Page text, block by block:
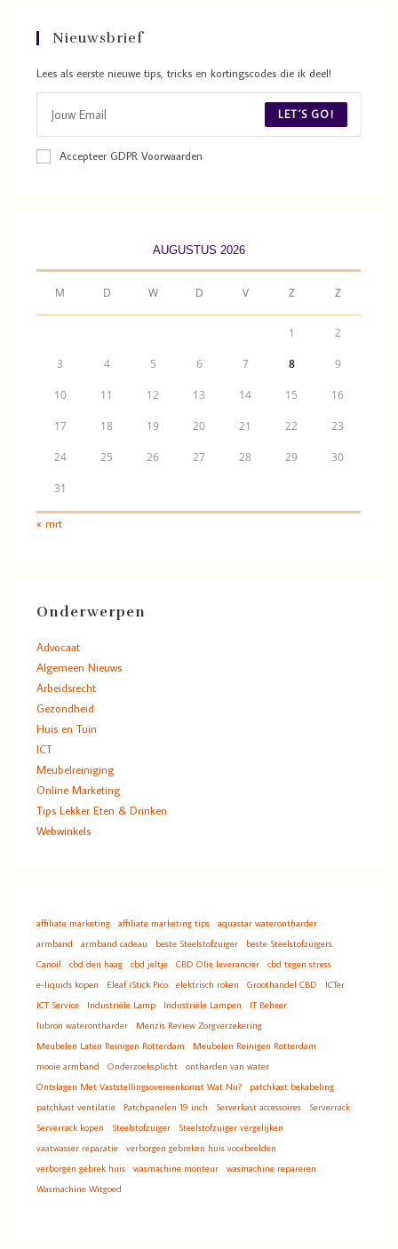
Nieuwsbrief
Lees als eerste nieuwe tips, tricks en kortingscodes die ik deel!
LET´S GO!
Accepteer GDPR Voorwaarden
AUGUSTUS 2026
M D W D V Z Z
1 2
3 4 5 6 7 8 9
10 11 12 13 14 15 16
17 18 19 20 21 22 23
24 25 26 27 28 29 30
31
« mrt
Onderwerpen
Advocaat
Algemeen Nieuws
Arbeidsrecht
Gezondheid
Huis en Tuin
ICT
Meubelreiniging
Online Marketing
Tips Lekker Eten & Drinken
Webwinkels
affiliate marketing affiliate marketing tips
aquastar waterontharder
armband
armband cadeau beste Steelstofzuiger
beste Steelstofzuigers
Canoil
cbd den haag cbd jeltje CBD Olie leverancier
cbd tegen stress
e-liquids kopen
Eleaf iStick Pico elektrisch roken Groothandel CBD
ICTer
ICT Service
Industriële Lamp Industriële Lampen
IT Beheer
lubron waterontharder
Menzis Review Zorgverzekering
Meubelen Laten Reinigen Rotterdam
Meubelen Reinigen Rotterdam
mooie armband
Onderzoeksplicht
ontharden van water
Ontslagen Met Vaststellingsovereenkomst Wat Nu?
patchkast bekabeling
patchkast ventilatie
Patchpanelen 19 inch Serverkast accessoires
Serverrack
Serverrack kopen
Steelstofzuiger
Steelstofzuiger vergelijken
vaatwasser reparatie
verborgen gebreken huis voorbeelden
verborgen gebrek huis
wasmachine monteur
wasmachine repareren
Wasmachine Witgoed